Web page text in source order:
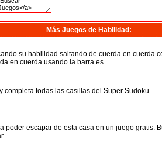
Más Juegos de Habilidad :
su habilidad saltando de cuerda en cuerda
en cuerda usando la barra es...
completa todas las casillas del Super Sudoku.
poder escapar de esta casa en un juego gratis.